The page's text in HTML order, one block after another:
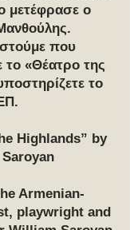
μετέφρασε ο
που
το «Θέατρο της
το
Highlands” by
Armenian-
playwright and